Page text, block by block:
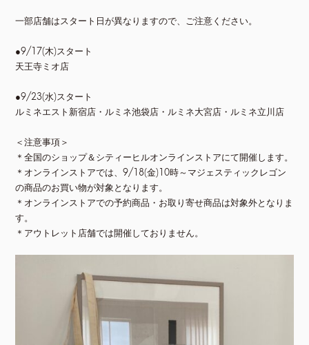
一部店舗はスタート日が異なりますので、ご注意ください。
●9/17(木)スタート
天王寺ミオ店
●9/23(水)スタート
ルミネエスト新宿店・ルミネ池袋店・ルミネ大宮店・ルミネ立川店
＜注意事項＞
＊全国のショップ＆シティーヒルオンラインストアにて開催します。
＊オンラインストアでは、9/18(金)10時～マジェスティックレゴン
の商品のお買い物が対象となります。
＊オンラインストアでの予約商品・お取り寄せ商品は対象外となりま
す。
＊アウトレット店舗では開催しておりません。